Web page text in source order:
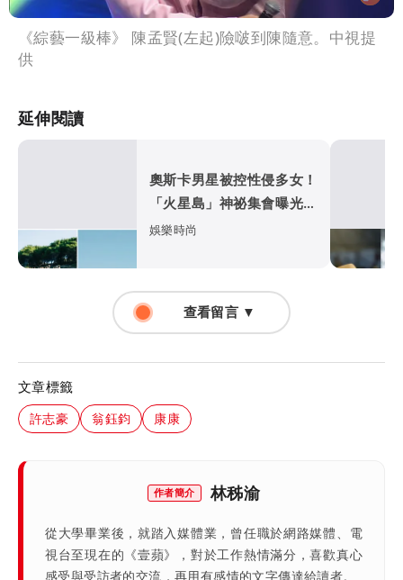
《綜藝一級棒》 陳孟賢(左起)險啵到陳隨意。中視提
供
延伸閱讀
奧斯卡男星被控性侵多女！
「火星島」神祕集會曝光
白衣粉絲朝拜遭疑邪教
娛樂時尚
查看留言 ▼
文章標籤
許志豪 翁鈺鈞 康康
作者簡介 林秭渝
從大學畢業後，就踏入媒體業，曾任職於網路媒體、電
視台至現在的《壹蘋》，對於工作熱情滿分，喜歡真心
感受與受訪者的交流，再用有感情的文字傳達給讀者。